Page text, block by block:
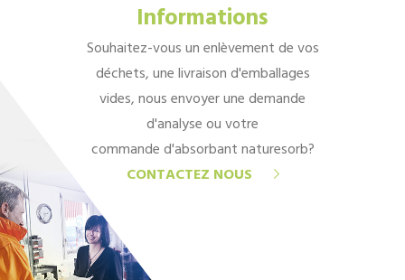
Informations
Souhaitez-vous un enlèvement de vos
déchets, une livraison d'emballages
vides, nous envoyer une demande
d'analyse ou votre
commande d'absorbant naturesorb?
CONTACTEZ NOUS